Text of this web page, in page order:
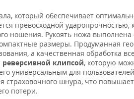
который обеспечивает
превосходной ударопрочностью,
ношения. Рукоять ножа выполнена
размеры. Продуманная
а качественная обработка
реверсивной клипсой, которую
универсальным для
страховочного шнура, что
потери.